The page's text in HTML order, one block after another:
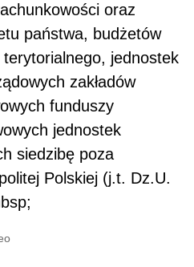
oraz
państwa, budżetów
jednostek
zakładów
funduszy
jednostek
siedzibę poza
Polskiej (j.t. Dz.U.